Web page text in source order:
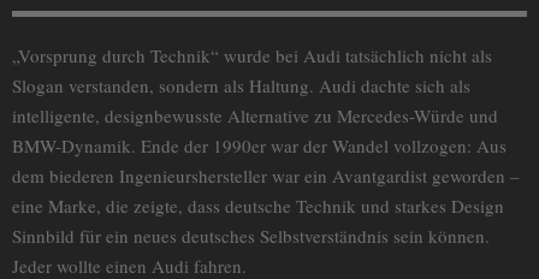
„Vorsprung durch Technik“ wurde bei Audi tatsächlich nicht als
Slogan verstanden, sondern als Haltung. Audi dachte sich als
intelligente, designbewusste Alternative zu Mercedes-Würde und
BMW-Dynamik. Ende der 1990er war der Wandel vollzogen: Aus
dem biederen Ingenieurshersteller war ein Avantgardist geworden –
eine Marke, die zeigte, dass deutsche Technik und starkes Design
Sinnbild für ein neues deutsches Selbstverständnis sein können.
Jeder wollte einen Audi fahren.